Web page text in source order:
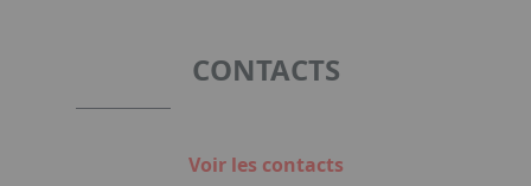
CONTACTS
Voir les contacts